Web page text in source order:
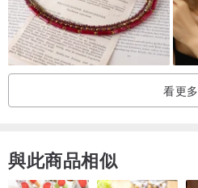
看更多
與此商品相似